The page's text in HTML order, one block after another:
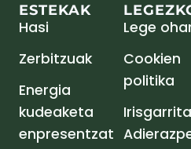
ESTEKAK
Hasi
Zerbitzuak
Energia
kudeaketa
enpresentzat
Lege
Cookien
politika